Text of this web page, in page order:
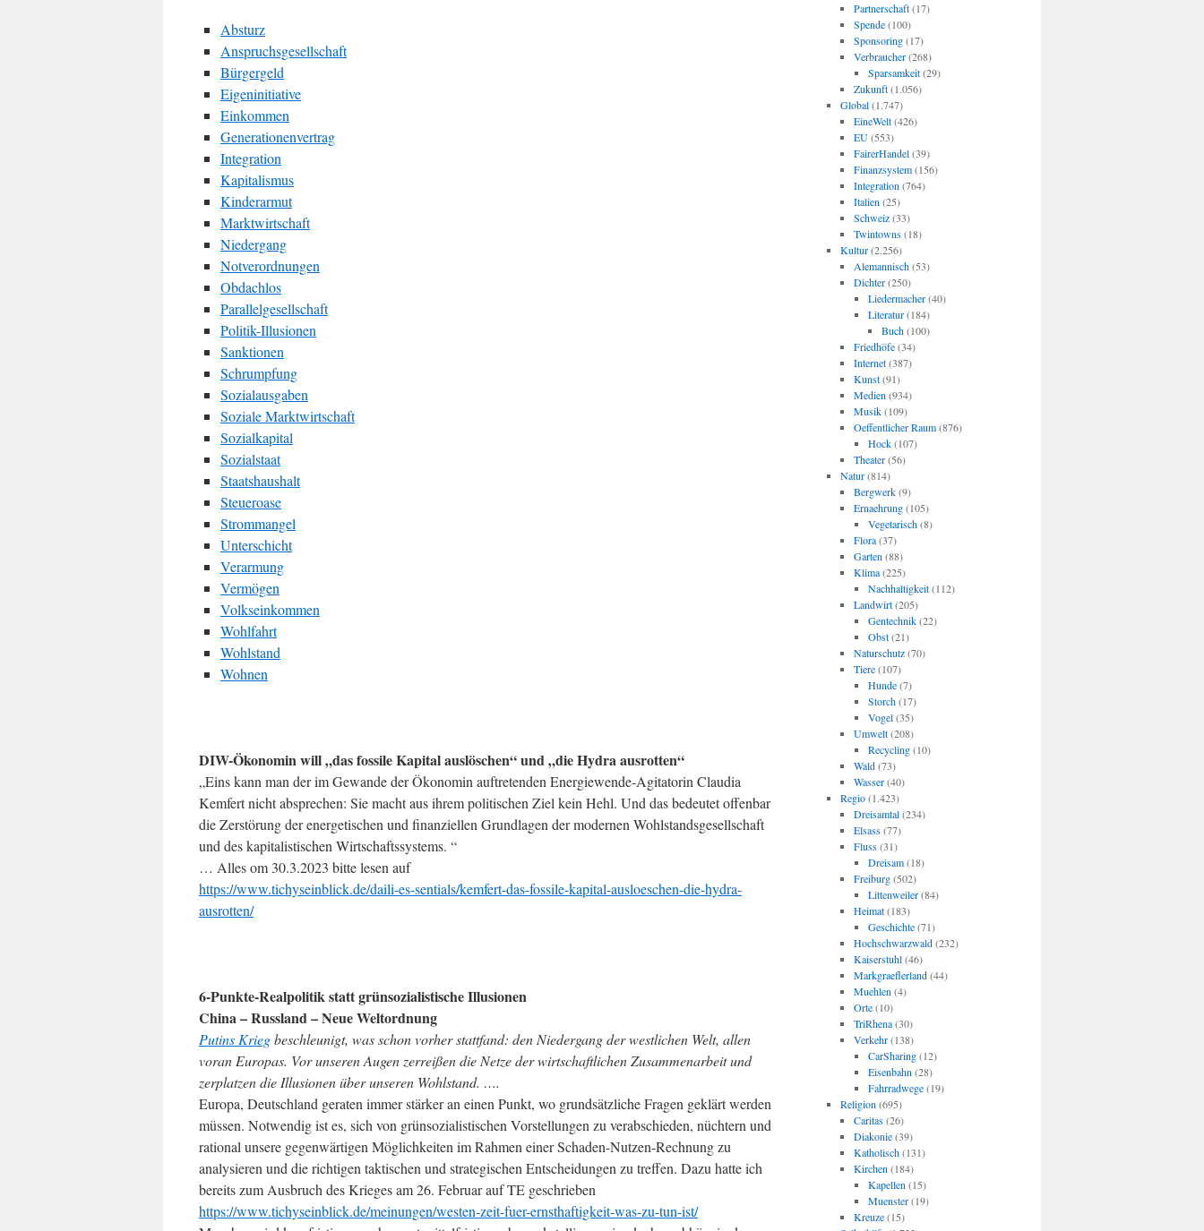
Absturz
Anspruchsgesellschaft
Bürgergeld
Eigeninitiative
Einkommen
Generationenvertrag
Integration
Kapitalismus
Kinderarmut
Marktwirtschaft
Niedergang
Notverordnungen
Obdachlos
Parallelgesellschaft
Politik-Illusionen
Sanktionen
Schrumpfung
Sozialausgaben
Soziale Marktwirtschaft
Sozialkapital
Sozialstaat
Staatshaushalt
Steueroase
Strommangel
Unterschicht
Verarmung
Vermögen
Volkseinkommen
Wohlfahrt
Wohlstand
Wohnen
DIW-Ökonomin will „das fossile Kapital auslöschen“ und „die Hydra ausrotten“
„Eins kann man der im Gewande der Ökonomin auftretenden Energiewende-Agitatorin Claudia
Kemfert nicht absprechen: Sie macht aus ihrem politischen Ziel kein Hehl. Und das bedeutet offenbar
die Zerstörung der energetischen und finanziellen Grundlagen der modernen Wohlstandsgesellschaft
und des kapitalistischen Wirtschaftssystems. “
… Alles om 30.3.2023 bitte lesen auf
https://www.tichyseinblick.de/daili-es-sentials/kemfert-das-fossile-kapital-ausloeschen-die-hydra-
ausrotten/
6-Punkte-Realpolitik statt grünsozialistische Illusionen
China – Russland – Neue Weltordnung
Putins Kriegbeschleunigt, was schon vorher stattfand: den Niedergang der westlichen Welt, allen
voran Europas. Vor unseren Augen zerreißen die Netze der wirtschaftlichen Zusammenarbeit und
zerplatzen die Illusionen über unseren Wohlstand. ….
Europa, Deutschland geraten immer stärker an einen Punkt, wo grundsätzliche Fragen geklärt werden
müssen. Notwendig ist es, sich von grünsozialistischen Vorstellungen zu verabschieden, nüchtern und
rational unsere gegenwärtigen Möglichkeiten im Rahmen einer Schaden-Nutzen-Rechnung zu
analysieren und die richtigen taktischen und strategischen Entscheidungen zu treffen. Dazu hatte ich
bereits zum Ausbruch des Krieges am 26. Februar auf TE geschrieben
https://www.tichyseinblick.de/meinungen/westen-zeit-fuer-ernsthaftigkeit-was-zu-tun-ist/
Partnerschaft(17)
Spende(100)
Sponsoring(17)
Verbraucher(268)
Sparsamkeit(29)
Zukunft(1.056)
Global(1.747)
EineWelt(426)
EU(553)
FairerHandel(39)
Finanzsystem(156)
Integration (764)
Italien (25)
Schweiz(33)
Twintowns(18)
Kultur(2.256)
Alemannisch(53)
Dichter(250)
Liedermacher(40)
Literatur(184)
Buch(100)
Friedhöfe(34)
Internet(387)
Kunst(91)
Medien (934)
Musik(109)
Oeffentlicher Raum(876)
Hock(107)
Theater(56)
Natur(814)
Bergwerk(9)
Ernaehrung(105)
Vegetarisch(8)
Flora(37)
Garten (88)
Klima(225)
Nachhaltigkeit(112)
Landwirt(205)
Gentechnik(22)
Obst(21)
Naturschutz(70)
Tiere(107)
Hunde(7)
Storch(17)
Vogel(35)
Umwelt(208)
Recycling(10)
Wald(73)
Wasser(40)
Regio(1.423)
Dreisamtal(234)
Elsass(77)
Fluss(31)
Dreisam(18)
Freiburg(502)
Littenweiler(84)
Heimat(183)
Geschichte(71)
Hochschwarzwald(232)
Kaiserstuhl(46)
Markgraeflerland(44)
Muehlen (4)
Orte(10)
TriRhena(30)
Verkehr(138)
CarSharing(12)
Eisenbahn (28)
Fahrradwege(19)
Religion (695)
Caritas(26)
Diakonie(39)
Katholisch(131)
Kirchen (184)
Kapellen (15)
Muenster(19)
Kreuze(15)